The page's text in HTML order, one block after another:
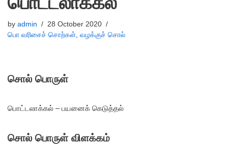
by admin
28 October 2020
பொ வரிசைச் சொற்கள், வழக்குச் சொல்
சொல் பொருள்
பொட்டலாக்கல் – பயனைக் கெடுத்தல்
சொல் பொருள் விளக்கம்